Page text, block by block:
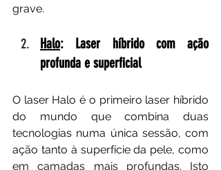
grave.
Halo: Laser híbrido com ação
profunda e superficial
O laser Halo é o primeiro laser híbrido
do mundo que combina duas
tecnologias numa única sessão, com
ação tanto à superfície da pele, como
em camadas mais profundas. Isto